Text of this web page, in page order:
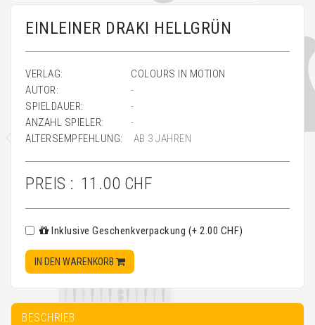
EINLEINER DRAKI HELLGRÜN
VERLAG:
COLOURS IN MOTION
AUTOR:
-
SPIELDAUER:
-
ANZAHL SPIELER:
-
ALTERSEMPFEHLUNG:
AB 3 JAHREN
PREIS : 11.00 CHF
Inklusive Geschenkverpackung (+ 2.00 CHF)
IN DEN WARENKORB
BESCHRIEB